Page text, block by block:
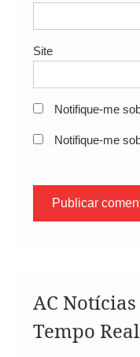
Site
Notifique-me
Notifique-me
AC
Tempo Real